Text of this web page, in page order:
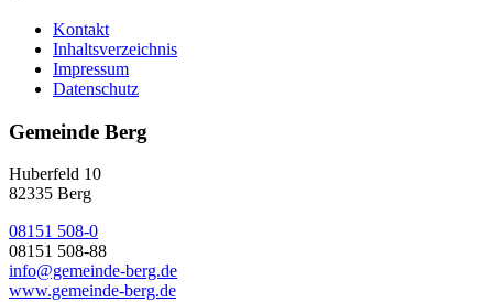
Kontakt
Inhaltsverzeichnis
Impressum
Datenschutz
Gemeinde Berg
Huberfeld 10
82335 Berg
08151 508-0
08151 508-88
info@gemeinde-berg.de
www.gemeinde-berg.de